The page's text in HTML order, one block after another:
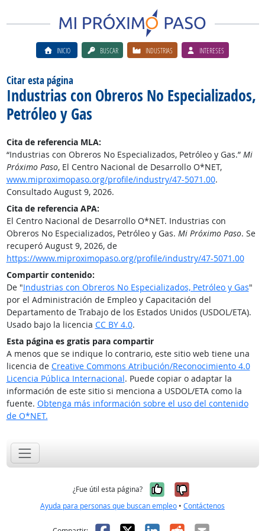
INICIO BUSCAR INDUSTRIAS INTERESES
Citar esta página
Industrias con Obreros No Especializados,
Petróleo y Gas
Cita de referencia MLA:
“Industrias con Obreros No Especializados, Petróleo y Gas.” Mi
Próximo Paso, El Centro Nacional de Desarrollo O*NET,
www.miproximopaso.org/profile/industry/47-5071.00.
Consultado August 9, 2026.
Cita de referencia APA:
El Centro Nacional de Desarrollo O*NET. Industrias con
Obreros No Especializados, Petróleo y Gas. Mi Próximo Paso. Se
recuperó August 9, 2026, de
https://www.miproximopaso.org/profile/industry/47-5071.00
Compartir contenido:
De "Industrias con Obreros No Especializados, Petróleo y Gas"
por el Administración de Empleo y Capacitación del
Departamento de Trabajo de los Estados Unidos (USDOL/ETA).
Usado bajo la licencia CC BY 4.0.
Esta página es gratis para compartir
A menos que se indique lo contrario, este sitio web tiene una
licencia de Creative Commons Atribución/Reconocimiento 4.0
Licencia Pública Internacional. Puede copiar o adaptar la
información de este sitio si menciona a USDOL/ETA como la
fuente. Obtenga más información sobre el uso del contenido
de O*NET.
¿Fue útil esta página? Sí, fue útil
No, no fue
Ayuda para personas que buscan empleo • Contáctenos